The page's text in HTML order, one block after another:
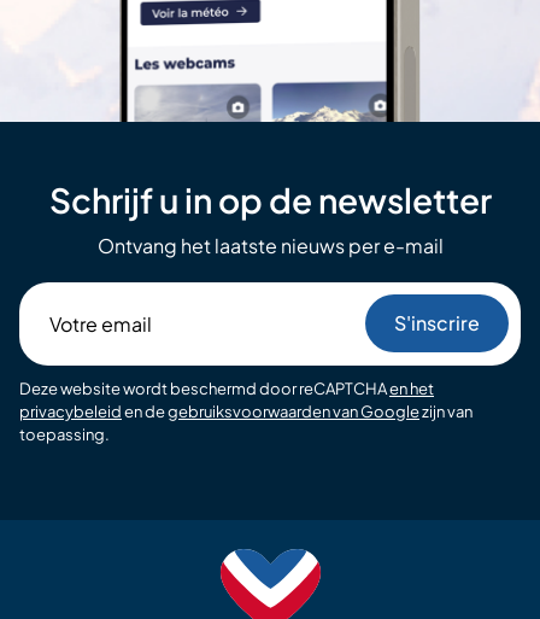
Schrijf u in op de newsletter
Ontvang het laatste nieuws per e-mail
email
Deze website wordt beschermd door reCAPTCHAen het
privacybeleiden degebruiksvoorwaarden van Googlezijn van
toepassing.